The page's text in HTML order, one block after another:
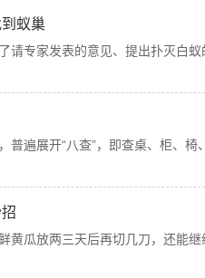
蚁巢
专家发表的意见、提出扑灭白蚁
遍展开“八查”，即查桌、柜、
黄瓜放两三天后再切几刀，还能